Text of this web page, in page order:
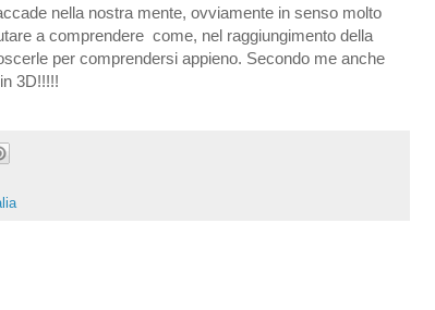
nella nostra mente, ovviamente in senso molto
a comprendere come, nel raggiungimento della
per comprendersi appieno. Secondo me anche
3D!!!!!